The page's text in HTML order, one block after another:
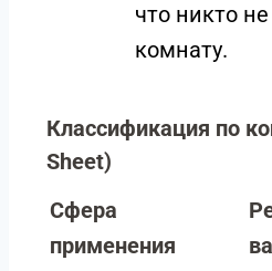
что никто
комнату.
Классификация по
Sheet)
Сфера
применения